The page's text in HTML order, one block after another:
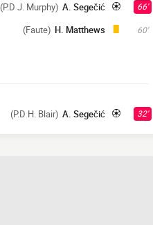
66'
A. Segečić
(P.D J. Murphy)
60'
H. Matthews
(Faute)
32'
A. Segečić
(P.D H. Blair)